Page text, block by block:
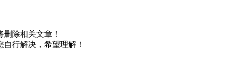
除相关文章！
行解决，希望理解！